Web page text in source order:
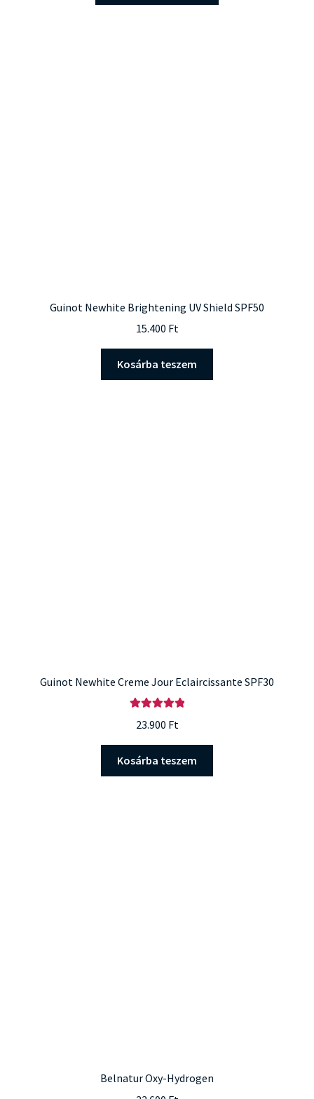
Guinot Newhite Brightening UV Shield SPF50
15.400 Ft
Kosárba teszem
Guinot Newhite Creme Jour Eclaircissante SPF30
23.900 Ft
Kosárba teszem
Belnatur Oxy-Hydrogen